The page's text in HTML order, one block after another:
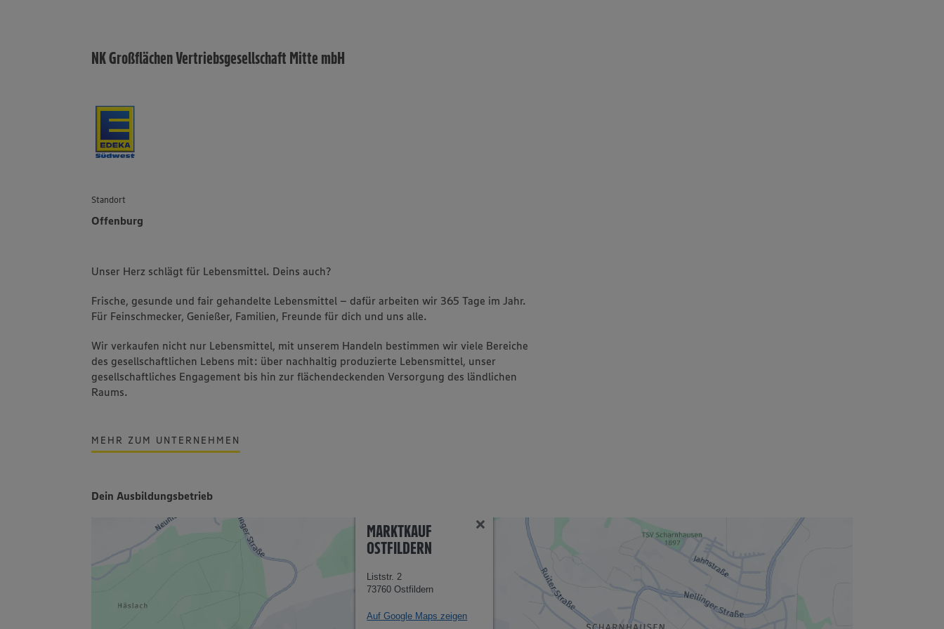
NK Großflächen Vertriebsgesellschaft Mitte mbH
Standort
Offenburg
Unser Herz schlägt für Lebensmittel. Deins auch?
Frische, gesunde und fair gehandelte Lebensmittel – dafür arbeiten wir 365 Tage im Jahr.
Für Feinschmecker, Genießer, Familien, Freunde für dich und uns alle.
Wir verkaufen nicht nur Lebensmittel, mit unserem Handeln bestimmen wir viele Bereiche
des gesellschaftlichen Lebens mit: über nachhaltig produzierte Lebensmittel, unser
gesellschaftliches Engagement bis hin zur flächendeckenden Versorgung des ländlichen
Raums.
MEHR ZUM UNTERNEHMEN
Dein Ausbildungsbetrieb
MARKTKAUF
OSTFILDERN
Liststr. 2
73760 Ostfildern
Auf Google Maps zeigen